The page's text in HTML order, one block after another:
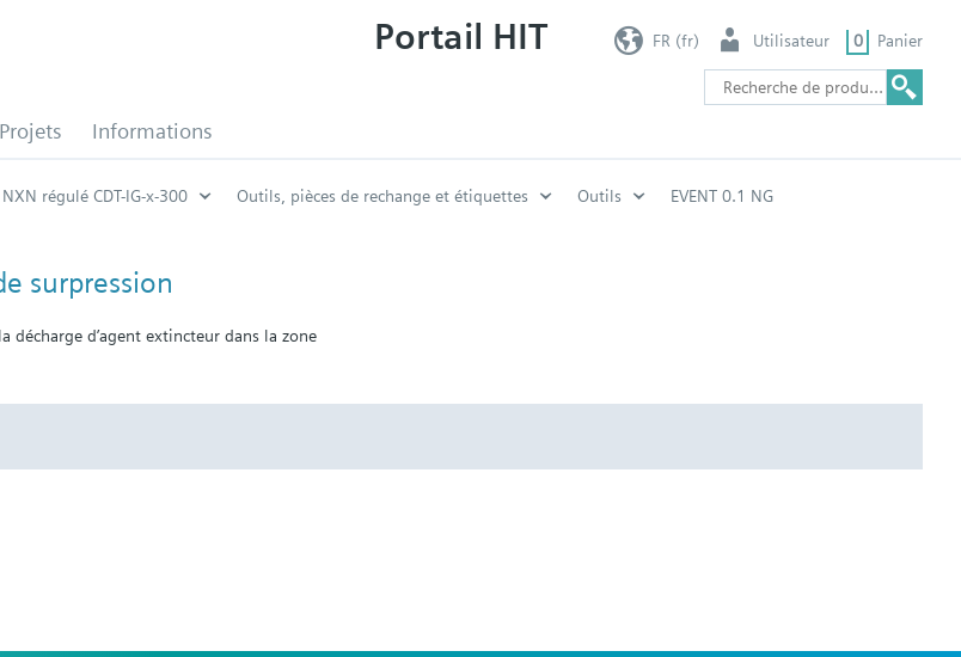
Projets Informations
Portail HIT FR (fr) Utilisateur 0 Panier
régulé CDT-IG-x-300 Outils, pièces de rechange et étiquettes Outils EVENT 0.1 NG
surpression
décharge d’agent extincteur dans la zone